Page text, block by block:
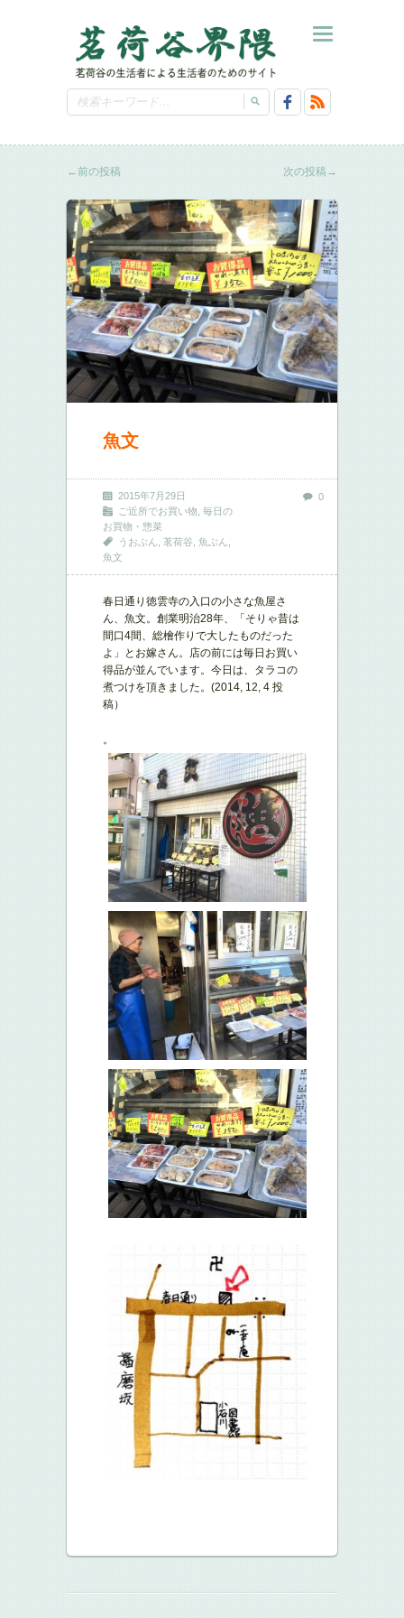
←前の投稿 次の投稿→
魚文
0
2015年7月29日
ご近所でお買い物 毎日の
お買物・惣菜
うおぶん
茗荷谷 魚ぶん
魚文
春日通り徳雲寺の入口の小さな魚屋さ
ん、魚文。創業明治28年、「そりゃ昔は
間口4間、総檜作りで大したものだった
よ」とお嫁さん。店の前には毎日お買い
得品が並んでいます。今日は、タラコの
煮つけを頂きました。(2014, 12, 4 投
稿）
。